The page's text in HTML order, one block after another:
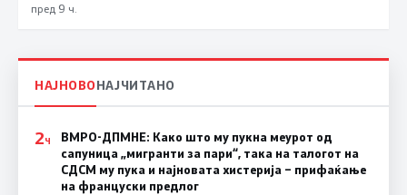
пред 9 ч.
НАЈНОВОНАЈЧИТАНО
2Ч
ВМРО-ДПМНЕ: Како што му пукна меурот од
сапуница „мигранти за пари“, така на талогот на
СДСМ му пука и најновата хистерија – прифаќање
на француски предлог